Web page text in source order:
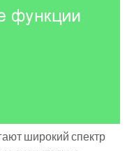
широкий спектр